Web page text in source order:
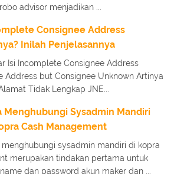
advisor menjadikan ...
Consignee Address
Inilah Penjelasannya
Isi Incomplete Consignee Address
Address but Consignee Unknown Artinya
Tidak Lengkap JNE...
Menghubungi Sysadmin Mandiri
Cash Management
menghubungi sysadmin mandiri di kopra
merupakan tindakan pertama untuk
dan password akun maker dan ...